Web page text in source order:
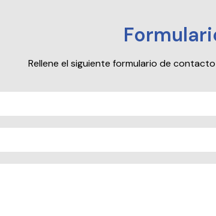
Rellene el siguiente formulario de